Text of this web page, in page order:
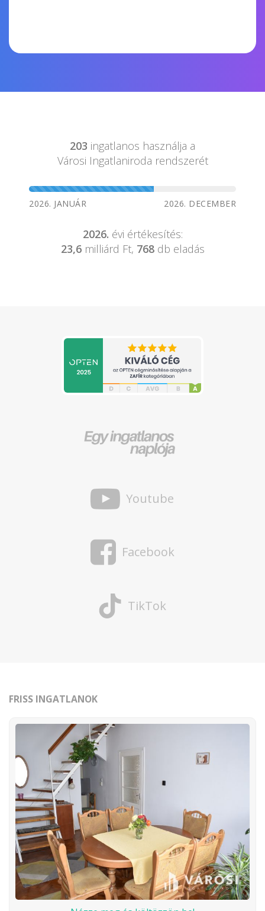
203 ingatlanos használja a
Városi Ingatlaniroda rendszerét
2026. JANUÁR 2026. DECEMBER
2026. évi értékesítés:
23,6milliárd Ft, 768db eladás
Youtube
Facebook
TikTok
FRISS INGATLANOK